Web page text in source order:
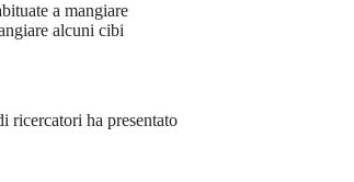
a mangiare
alcuni cibi
ricercatori ha presentato